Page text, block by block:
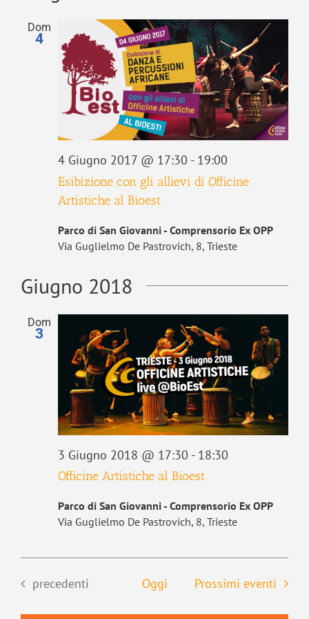
viste
data.
Dom
4
4 Giugno 2017 @ 17:30 - 19:00
Esibizione con gli allievi di Officine
Artistiche al Bioest
Parco di San Giovanni - Comprensorio Ex OPP
Via Guglielmo De Pastrovich, 8, Trieste
Giugno 2018
Dom
3
3 Giugno 2018 @ 17:30 - 18:30
Officine Artistiche al Bioest
Parco di San Giovanni - Comprensorio Ex OPP
Via Guglielmo De Pastrovich, 8, Trieste
Eventi
precedenti Oggi Prossimi eventi